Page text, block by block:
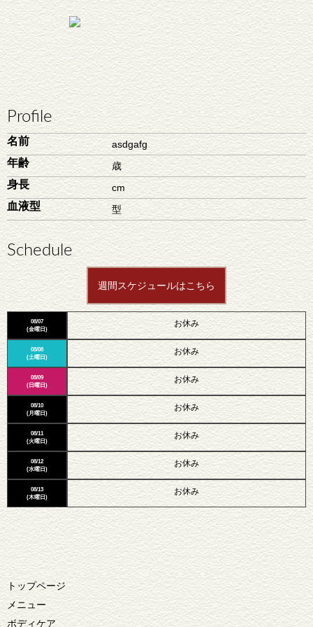
Profile
名前 asdgafg
年齢 歳
身長 cm
血液型 型
Schedule
週間スケジュールはこちら
08/07
(金曜日)
08/08
(土曜日)
08/09
(日曜日)
08/10
(月曜日)
08/11
(火曜日)
08/12
(水曜日)
08/13
(木曜日)
お休み
お休み
お休み
お休み
お休み
お休み
お休み
トップページ
メニュー
ボディケア